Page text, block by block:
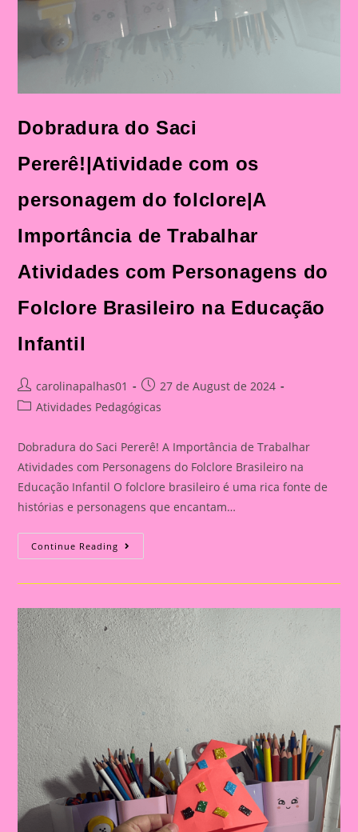
Dobradura do Saci
Pererê!|Atividade com os
personagem do folclore|A
Importância de Trabalhar
Atividades com Personagens do
Folclore Brasileiro na Educação
Infantil
Post
author:
carolinapalhas01
Post
published:
27 de August de 2024
PostAtividades Pedagógicas
Dobradura do Saci Pererê! A Importância de Trabalhar
Atividades com Personagens do Folclore Brasileiro na
Educação Infantil O folclore brasileiro é uma rica fonte de
histórias e personagens que encantam…
Continue Reading Dobradura
Do
Pererê!|Atividade
Personagem
Do
Folclore|A
Importância
De
Trabalhar
Atividades
Com
Personagens
Folclore
Brasileiro
Na
Educação
Infantil